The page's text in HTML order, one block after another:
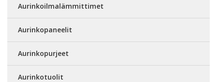
Aurinkoilmalämmittimet
Aurinkopaneelit
Aurinkopurjeet
Aurinkotuolit